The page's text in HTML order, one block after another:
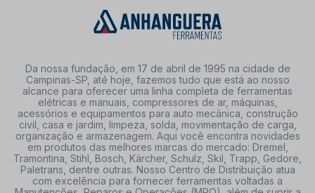
Da nossa fundação, em 17 de abril de 1995 na cidade de
Campinas-SP, até hoje, fazemos tudo que está ao nosso
alcance para oferecer uma linha completa de ferramentas
elétricas e manuais, compressores de ar, máquinas,
acessórios e equipamentos para auto mecânica, construção
civil, casa e jardim, limpeza, solda, movimentação de carga,
organização e armazenagem. Aqui você encontra novidades
em produtos das melhores marcas do mercado: Dremel,
Tramontina, Stihl, Bosch, Kärcher, Schulz, Skil, Trapp, Gedore,
Paletrans, dentre outras. Nosso Centro de Distribuição atua
com excelência para fornecer ferramentas voltadas a